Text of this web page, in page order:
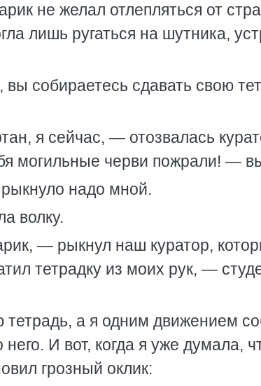
не желал отлепляться от
лишь ругаться на шутника,
собираетесь сдавать свою
я сейчас, — отозвалась
могильные черви пожрали! —
надо мной.
волку.
— рыкнул наш куратор,
тетрадку из моих рук, —
тетрадь, а я одним движением
И вот, когда я уже думала,
грозный оклик: